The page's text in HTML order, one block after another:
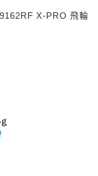
X-PRO 飛輪